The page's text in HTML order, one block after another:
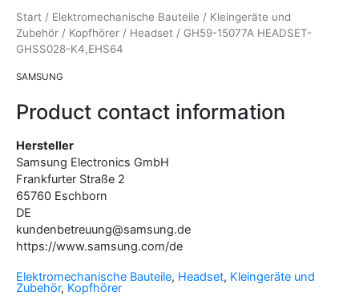
Start / Elektromechanische Bauteile / Kleingeräte und
Zubehör / Kopfhörer / Headset / GH59-15077A HEADSET-
GHSS028-K4,EHS64
SAMSUNG
Product contact information
Hersteller
Samsung Electronics GmbH
Frankfurter Straße 2
65760 Eschborn
DE
kundenbetreuung@samsung.de
https://www.samsung.com/de
Elektromechanische Bauteile, Headset, Kleingeräte und
Zubehör, Kopfhörer